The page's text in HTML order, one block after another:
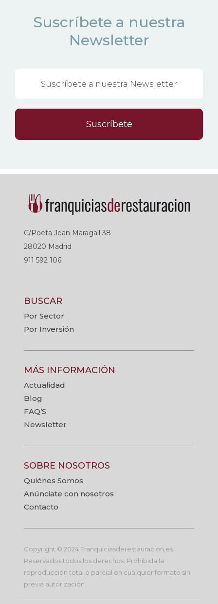
Suscríbete a nuestra
Newsletter
Suscríbete
C/Poeta Joan Maragall 38
28020 Madrid
911 592 106
BUSCAR
Por Sector
Por Inversión
MÁS INFORMACIÓN
Actualidad
Blog
FAQ’S
Newsletter
SOBRE NOSOTROS
Quiénes Somos
Anúnciate con nosotros
Contacto
Copyright © 2024 Franquiciasderestauracion.es.
Reservados todos los derechos. Prohibida la
reproducción total o parcial en cualquier formato sin
previa autorización.